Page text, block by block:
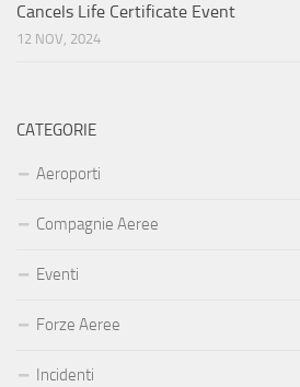
Cancels Life Certificate Event
12 NOV, 2024
CATEGORIE
Aeroporti
Compagnie Aeree
Eventi
Forze Aeree
Incidenti